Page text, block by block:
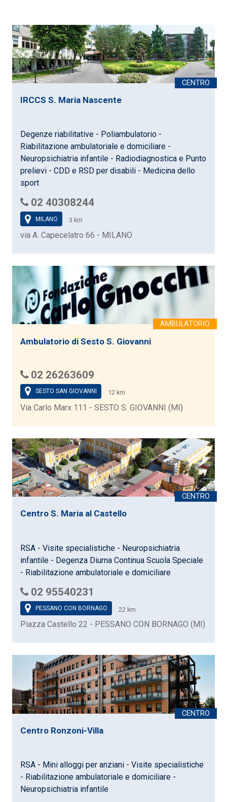
IRCCS S. Maria Nascente
Degenze riabilitative - Poliambulatorio -
Riabilitazione ambulatoriale e domiciliare -
Neuropsichiatria infantile - Radiodiagnostica e Punto
prelievi - CDD e RSD per disabili - Medicina dello
sport
02 40308244
MILANO 3 km
via A. Capecelatro 66 - MILANO
Ambulatorio di Sesto S. Giovanni
02 26263609
SESTO SAN GIOVANNI 12 km
Via Carlo Marx 111 - SESTO S. GIOVANNI (MI)
Centro S. Maria al Castello
RSA - Visite specialistiche - Neuropsichiatria
infantile - Degenza Diurna Continua Scuola Speciale
- Riabilitazione ambulatoriale e domiciliare
02 95540231
PESSANO CON BORNAGO 22 km
Piazza Castello 22 - PESSANO CON BORNAGO (MI)
Centro Ronzoni-Villa
RSA - Mini alloggi per anziani - Visite specialistiche
- Riabilitazione ambulatoriale e domiciliare -
Neuropsichiatria infantile